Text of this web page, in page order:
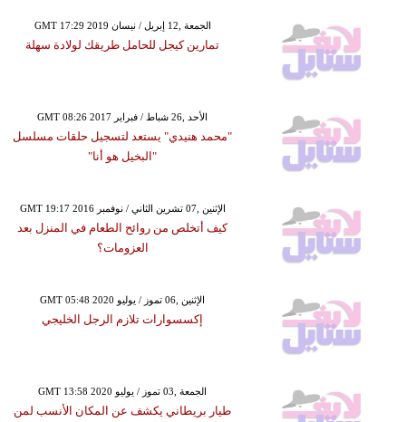
GMT 17:29 2019 الجمعة ,12 إبريل / نيسان
تمارين كيجل للحامل طريقك لولادة سهلة
GMT 08:26 2017 الأحد ,26 شباط / فبراير
"محمد هنيدي" يستعد لتسجيل حلقات مسلسل
"البخيل هو أنا"
GMT 19:17 2016 الإثنين ,07 تشرين الثاني / نوفمبر
كيف أتخلص من روائح الطعام في المنزل بعد
العزومات؟
GMT 05:48 2020 الإثنين ,06 تموز / يوليو
إكسسوارات تلازم الرجل الخليجي
GMT 13:58 2020 الجمعة ,03 تموز / يوليو
طيار بريطاني يكشف عن المكان الأنسب لمن